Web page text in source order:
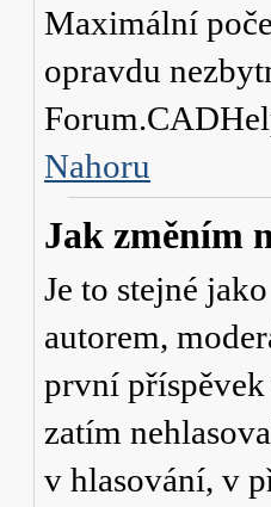
Maximální
opravdu
Nahoru
Jak změním
Je to stejné
autorem,
první
zatím
v hlasování, v